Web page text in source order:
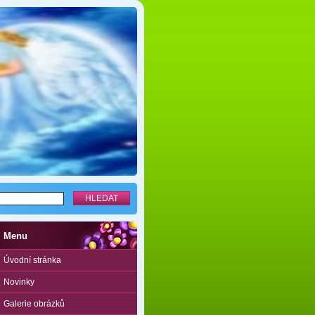
Menu
Úvodní stránka
Novinky
Galerie obrázků